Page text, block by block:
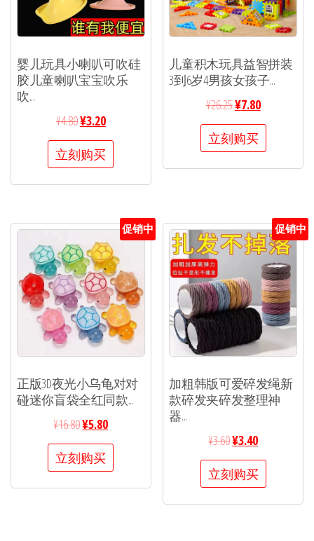
婴儿玩具小喇叭可吹硅
胶儿童喇叭宝宝吹乐
吹...
¥4.80¥3.20
立刻购买
儿童积木玩具益智拼装
3到6岁4男孩女孩子...
¥26.25¥7.80
立刻购买
促销中
正版3D夜光小乌龟对对
碰迷你盲袋全红同款...
¥16.80¥5.80
立刻购买
促销中
加粗韩版可爱碎发绳新
款碎发夹碎发整理神
器...
¥3.60¥3.40
立刻购买